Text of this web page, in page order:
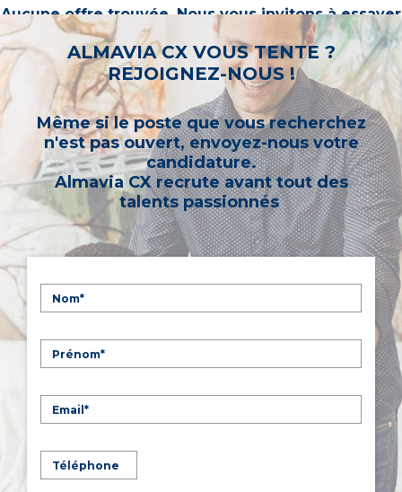
Aucune offre trouvée. Nous vous invitons à essayer
d’autres mots-clés ou à sélectionner un « métier ».
ALMAVIA CX VOUS TENTE ?
REJOIGNEZ-NOUS !
Même si le poste que vous recherchez
n'est pas ouvert, envoyez-nous votre
candidature.
Almavia CX recrute avant tout des
talents passionnés